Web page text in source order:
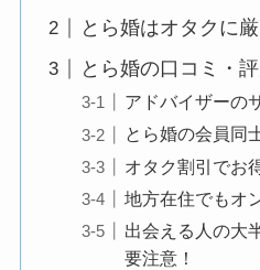
とら婚はオタクに
とら婚の口コミ・
アドバイザーの
とら婚の会員同
オタク割引でお
地方在住でもオ
出会える人の大
要注意！